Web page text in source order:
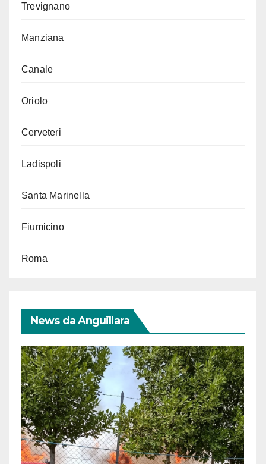
Trevignano
Manziana
Canale
Oriolo
Cerveteri
Ladispoli
Santa Marinella
Fiumicino
Roma
News da Anguillara